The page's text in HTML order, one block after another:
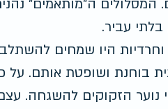
המסלולים ה"מותאמים"
עביר.
היו שמחים
בוחנת ושופטת אותם. על
נוער הזקוקים להשגחה.